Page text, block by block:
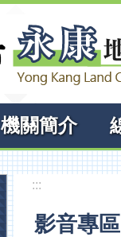
機關簡介
:::
影音專區